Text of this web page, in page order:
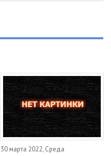
30 марта 2022, Среда